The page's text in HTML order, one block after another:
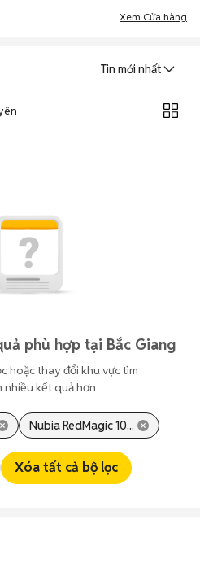
Xem Cửa hàng
Tin mới nhất
phù hợp tại Bắc Giang
hoặc thay đổi khu vực tìm
nhiều kết quả hơn
Nubia RedMagic 10...
Xóa tất cả bộ lọc